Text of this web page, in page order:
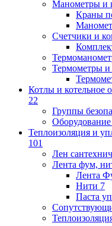
Манометры и
Краны
Счетчики и
Термометры
Котлы и котельное
22
Группы
Теплоизоляция и
101
Лен
Лента фум,
Лента
Нити 7
Паста